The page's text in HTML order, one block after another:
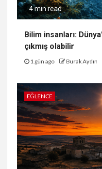
4 min read
Bilim insanları:
çıkmış olabilir
1 gün ago Burak Aydın
EĞLENCE